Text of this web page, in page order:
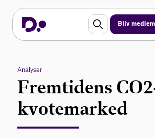
Bliv medlem
Analyser
Fremtidens
kvotemarked